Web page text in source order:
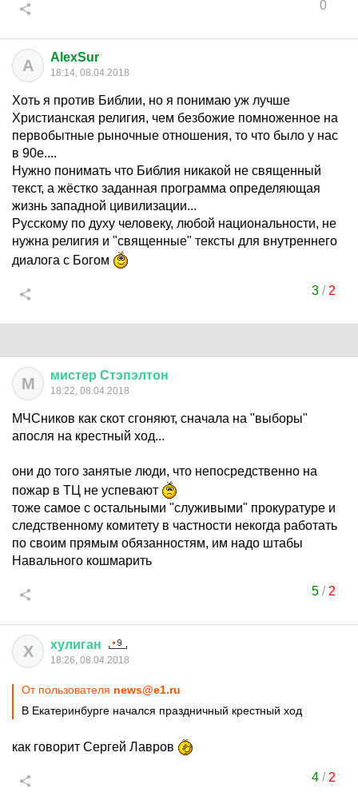
0
A AlexSur
18:14, 08.04.2018
Хоть я против Библии, но я понимаю уж лучше
Христианская религия, чем безбожие помноженное на
первобытные рыночные отношения, то что было у нас
в 90е....
Нужно понимать что Библия никакой не священный
текст, а жёстко заданная программа определяющая
жизнь западной цивилизации...
Русскому по духу человеку, любой национальности, не
нужна религия и "священные" тексты для внутреннего
диалога с Богом
3/ 2
М мистер Стэпэлтон
18:22, 08.04.2018
МЧСников как скот сгоняют, сначала на "выборы"
апосля на крестный ход...
они до того занятые люди, что непосредственно на
пожар в ТЦ не успевают
тоже самое с остальными "служивыми" прокуратуре и
следственному комитету в частности некогда работать
по своим прямым обязанностям, им надо штабы
Навального кошмарить
5/ 2
Х хулиган
18:26, 08.04.2018
От пользователя news@e1.ru
В Екатеринбурге начался праздничный крестный ход
как говорит Сергей Лавров
4/ 2